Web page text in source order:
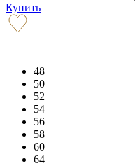
Купить
48
50
52
54
56
58
60
64